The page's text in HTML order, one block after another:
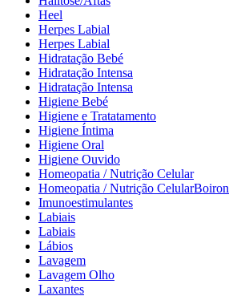
Heel
Herpes Labial
Herpes Labial
Hidratação Bebé
Hidratação Intensa
Hidratação Intensa
Higiene Bebé
Higiene e Tratatamento
Higiene Íntima
Higiene Oral
Higiene Ouvido
Homeopatia / Nutrição Celular
Homeopatia / Nutrição CelularBoiron
Imunoestimulantes
Labiais
Labiais
Lábios
Lavagem
Lavagem Olho
Laxantes